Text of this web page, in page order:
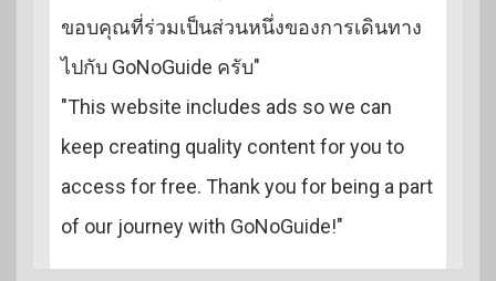
ขอบคุณที่ร่วมเป็นส่วนหนึ่งของการเดินทาง
ไปกับ GoNoGuide ครับ"
"This website includes ads so we can
keep creating quality content for you to
access for free. Thank you for being a part
of our journey with GoNoGuide!"